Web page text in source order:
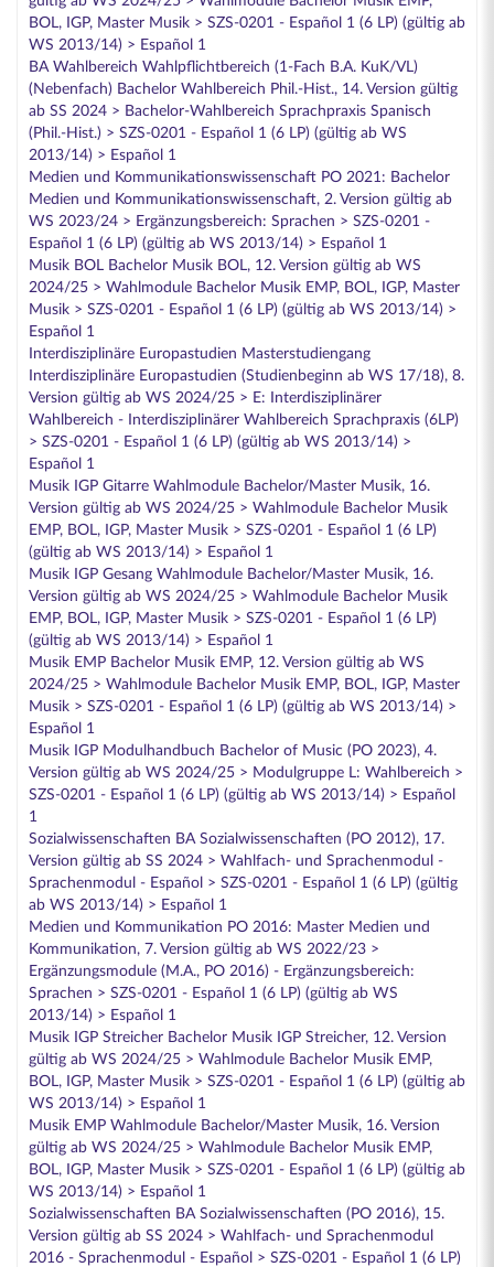
BOL, IGP, Master Musik > SZS-0201 - Español 1 (6 LP) (gültig ab
WS 2013/14) > Español 1
BA Wahlbereich Wahlpflichtbereich (1-Fach B.A. KuK/VL)
(Nebenfach) Bachelor Wahlbereich Phil.-Hist., 14. Version gültig
ab SS 2024 > Bachelor-Wahlbereich Sprachpraxis Spanisch
(Phil.-Hist.) > SZS-0201 - Español 1 (6 LP) (gültig ab WS
2013/14) > Español 1
Medien und Kommunikationswissenschaft PO 2021: Bachelor
Medien und Kommunikationswissenschaft, 2. Version gültig ab
WS 2023/24 > Ergänzungsbereich: Sprachen > SZS-0201 -
Español 1 (6 LP) (gültig ab WS 2013/14) > Español 1
Musik BOL Bachelor Musik BOL, 12. Version gültig ab WS
2024/25 > Wahlmodule Bachelor Musik EMP, BOL, IGP, Master
Musik > SZS-0201 - Español 1 (6 LP) (gültig ab WS 2013/14) >
Español 1
Interdisziplinäre Europastudien Masterstudiengang
Interdisziplinäre Europastudien (Studienbeginn ab WS 17/18), 8.
Version gültig ab WS 2024/25 > E: Interdisziplinärer
Wahlbereich - Interdisziplinärer Wahlbereich Sprachpraxis (6LP)
> SZS-0201 - Español 1 (6 LP) (gültig ab WS 2013/14) >
Español 1
Musik IGP Gitarre Wahlmodule Bachelor/Master Musik, 16.
Version gültig ab WS 2024/25 > Wahlmodule Bachelor Musik
EMP, BOL, IGP, Master Musik > SZS-0201 - Español 1 (6 LP)
(gültig ab WS 2013/14) > Español 1
Musik IGP Gesang Wahlmodule Bachelor/Master Musik, 16.
Version gültig ab WS 2024/25 > Wahlmodule Bachelor Musik
EMP, BOL, IGP, Master Musik > SZS-0201 - Español 1 (6 LP)
(gültig ab WS 2013/14) > Español 1
Musik EMP Bachelor Musik EMP, 12. Version gültig ab WS
2024/25 > Wahlmodule Bachelor Musik EMP, BOL, IGP, Master
Musik > SZS-0201 - Español 1 (6 LP) (gültig ab WS 2013/14) >
Español 1
Musik IGP Modulhandbuch Bachelor of Music (PO 2023), 4.
Version gültig ab WS 2024/25 > Modulgruppe L: Wahlbereich >
SZS-0201 - Español 1 (6 LP) (gültig ab WS 2013/14) > Español
1
Sozialwissenschaften BA Sozialwissenschaften (PO 2012), 17.
Version gültig ab SS 2024 > Wahlfach- und Sprachenmodul -
Sprachenmodul - Español > SZS-0201 - Español 1 (6 LP) (gültig
ab WS 2013/14) > Español 1
Medien und Kommunikation PO 2016: Master Medien und
Kommunikation, 7. Version gültig ab WS 2022/23 >
Ergänzungsmodule (M.A., PO 2016) - Ergänzungsbereich:
Sprachen > SZS-0201 - Español 1 (6 LP) (gültig ab WS
2013/14) > Español 1
Musik IGP Streicher Bachelor Musik IGP Streicher, 12. Version
gültig ab WS 2024/25 > Wahlmodule Bachelor Musik EMP,
BOL, IGP, Master Musik > SZS-0201 - Español 1 (6 LP) (gültig ab
WS 2013/14) > Español 1
Musik EMP Wahlmodule Bachelor/Master Musik, 16. Version
gültig ab WS 2024/25 > Wahlmodule Bachelor Musik EMP,
BOL, IGP, Master Musik > SZS-0201 - Español 1 (6 LP) (gültig ab
WS 2013/14) > Español 1
Sozialwissenschaften BA Sozialwissenschaften (PO 2016), 15.
Version gültig ab SS 2024 > Wahlfach- und Sprachenmodul
2016 - Sprachenmodul - Español > SZS-0201 - Español 1 (6 LP)